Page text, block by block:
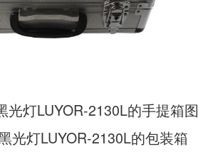
光灯LUYOR-2130L的手提箱图
光灯LUYOR-2130L的包装箱